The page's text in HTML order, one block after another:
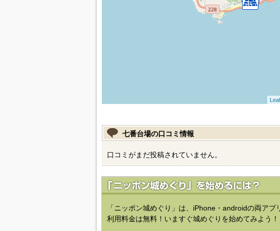
七番台場の口コミ情報
口コミがまだ投稿されていません。
「ニッポン城めぐり」は、iPhone・androidの両アプ
利用料金は無料！いますぐ城めぐりを始めてみよう！